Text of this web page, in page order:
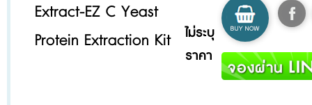
Extract-EZ C Yeast
Protein Extraction Kit
ไม่ระบุ
ราคา